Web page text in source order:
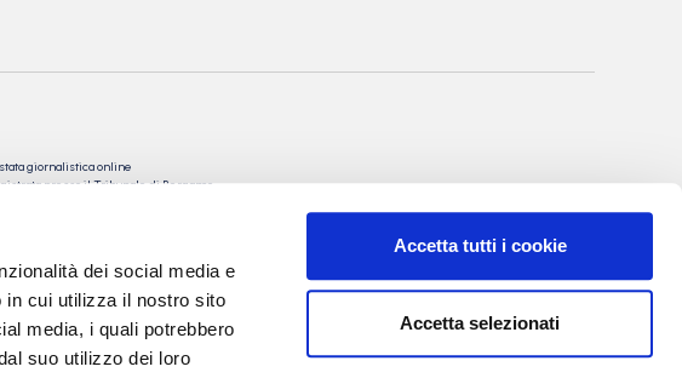
dei social media e
in cui utilizza il nostro sito
media, i quali potrebbero
suo utilizzo dei loro
Accetta tutti i cookie
Accetta selezionati
giornalistica online
presso il Tribunale di Bergamo
snc di Torre Giorgio e Villa Valerio &
via Papa Giovanni XXIII, 20